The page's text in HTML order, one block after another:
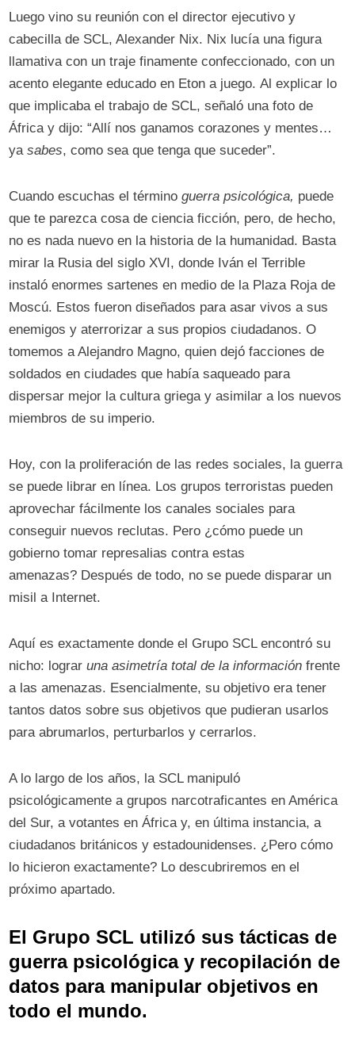
Luego vino su reunión con el director ejecutivo y
cabecilla de SCL, Alexander Nix. Nix lucía una figura
llamativa con un traje finamente confeccionado, con un
acento elegante educado en Eton a juego. Al explicar lo
que implicaba el trabajo de SCL, señaló una foto de
África y dijo: “Allí nos ganamos corazones y mentes…
yasabes, como sea que tenga que suceder”.
Cuando escuchas el términoguerra psicológica, puede
que te parezca cosa de ciencia ficción, pero, de hecho,
no es nada nuevo en la historia de la humanidad. Basta
mirar la Rusia del siglo XVI, donde Iván el Terrible
instaló enormes sartenes en medio de la Plaza Roja de
Moscú. Estos fueron diseñados para asar vivos a sus
enemigos y aterrorizar a sus propios ciudadanos. O
tomemos a Alejandro Magno, quien dejó facciones de
soldados en ciudades que había saqueado para
dispersar mejor la cultura griega y asimilar a los nuevos
miembros de su imperio.
Hoy, con la proliferación de las redes sociales, la guerra
se puede librar en línea. Los grupos terroristas pueden
aprovechar fácilmente los canales sociales para
conseguir nuevos reclutas. Pero ¿cómo puede un
gobierno tomar represalias contra estas
amenazas? Después de todo, no se puede disparar un
misil a Internet.
Aquí es exactamente donde el Grupo SCL encontró su
nicho: lograruna asimetría total de la información frente
a las amenazas. Esencialmente, su objetivo era tener
tantos datos sobre sus objetivos que pudieran usarlos
para abrumarlos, perturbarlos y cerrarlos.
A lo largo de los años, la SCL manipuló
psicológicamente a grupos narcotraficantes en América
del Sur, a votantes en África y, en última instancia, a
ciudadanos británicos y estadounidenses. ¿Pero cómo
lo hicieron exactamente? Lo descubriremos en el
próximo apartado.
El Grupo SCL utilizó sus tácticas de
guerra psicológica y recopilación de
datos para manipular objetivos en
todo el mundo.